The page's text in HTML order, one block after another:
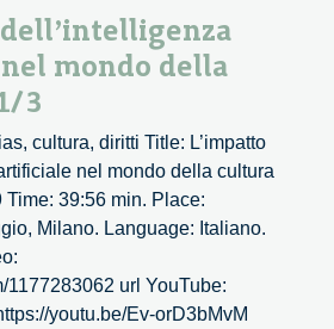
mondo della
3
cultura, diritti Title: L’impatto
nel mondo della cultura
Time: 39:56 min. Place:
Milano. Language: Italiano.
1177283062 url YouTube:
youtu.be/Ev-orD3bMvM